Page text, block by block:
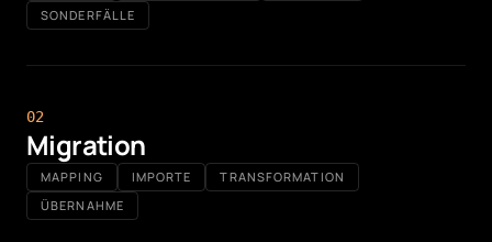
SONDERFÄLLE
02
Migration
MAPPING IMPORTE
TRANSFORMATION
ÜBERNAHME